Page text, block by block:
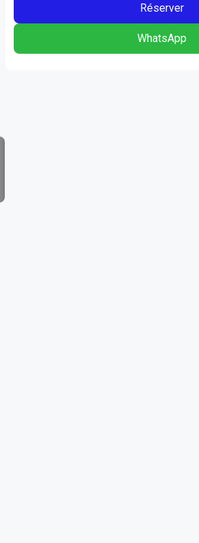
Réserver
WhatsApp